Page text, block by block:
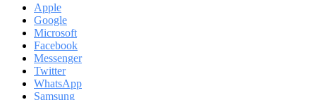
Apple
Google
Microsoft
Facebook
Messenger
Twitter
WhatsApp
Samsung